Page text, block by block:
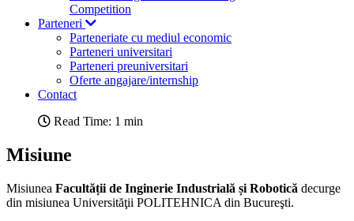
Competition
Parteneri
Parteneriate cu mediul economic
Parteneri universitari
Parteneri preuniversitari
Oferte angajare/internship
Contact
Read Time: 1 min
Misiune
Misiunea Facultății de Inginerie Industrială și Robotică decurge
din misiunea Universităţii POLITEHNICA din Bucureşti.